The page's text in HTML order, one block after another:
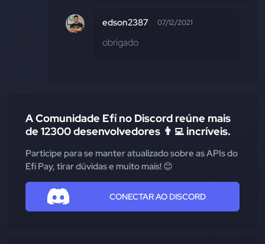
edson2387 07/12/2021
obrigado
A Comunidade Efí no Discord reúne mais
de 12300 desenvolvedores 👨‍💻 incríveis.
Participe para se manter atualizado sobre as APIs do
Efí Pay, tirar dúvidas e muito mais! 😊
CONECTAR AO DISCORD